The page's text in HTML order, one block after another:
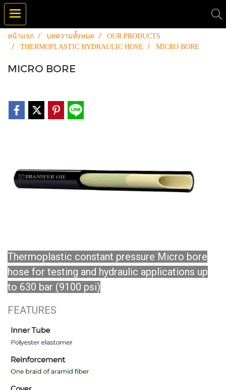
หน้าแรก บทความทั้งหมด
OUR PRODUCTS
THERMOPLASTIC HYDRAULIC HOSE
MICRO BORE
MICRO BORE
Thermoplastic constant pressure Micro bore
hose for testing and hydraulic applications up
to 630 bar (9100 psi)
FEATURES